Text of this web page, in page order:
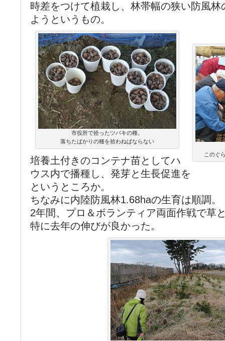
時差をつけて植栽し、林帯幅の狭い防風
ようというもの。
市役所で拾ったツバキの種。
落ちたばかりの種を拾わねばならない
このぐ
培養土付きのコンテナ苗としてハ
ウス内で播種し、発芽と生長促進を
というところか。
ちなみに内陸防風林1.68haの生育は順調。
2年間、プロ＆ボランティア両面作戦で草
特に去年の伸びが良かった。